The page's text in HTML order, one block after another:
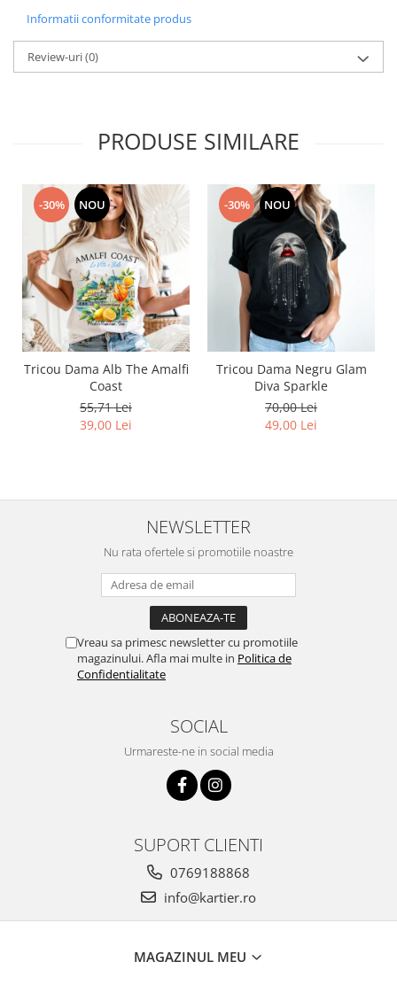
Informatii conformitate produs
Review-uri(0)
PRODUSE SIMILARE
-30% NOU
Tricou Dama Alb The Amalfi
Coast
55,71 Lei
39,00 Lei
-30% NOU
Tricou Dama Negru Glam
Diva Sparkle
70,00 Lei
49,00 Lei
NEWSLETTER
Nu rata ofertele si promotiile noastre
Vreau sa primesc newsletter cu promotiile
magazinului. Afla mai multe in Politica de
Confidentialitate
SOCIAL
Urmareste-ne in social media
SUPORT CLIENTI
0769188868
info@kartier.ro
MAGAZINUL MEU